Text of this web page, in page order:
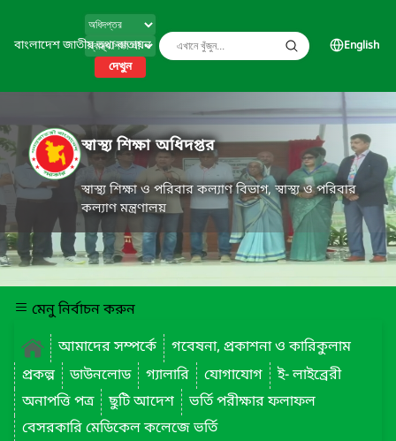
বাংলাদেশ জাতীয় তথ্য বাতায়ন
দেখুন
English
স্বাস্থ্য শিক্ষা অধিদপ্তর
স্বাস্থ্য শিক্ষা ও পরিবার কল্যাণ বিভাগ, স্বাস্থ্য ও পরিবার
কল্যাণ মন্ত্রণালয়
মেনু নির্বাচন করুন
আমাদের সম্পর্কে
গবেষনা, প্রকাশনা ও কারিকুলাম
প্রকল্প
ডাউনলোড গ্যালারি যোগাযোগ
ই- লাইব্রেরী
অনাপত্তি পত্র
ছুটি আদেশ
ভর্তি পরীক্ষার ফলাফল
বেসরকারি মেডিকেল কলেজে ভর্তি